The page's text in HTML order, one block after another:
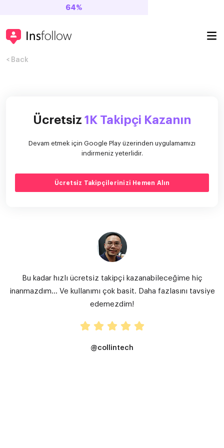
64%
< Back
Ücretsiz 1K Takipçi Kazanın
Devam etmek için Google Play üzerinden uygulamamızı
indirmeniz yeterlidir.
Ücretsiz Takipçilerinizi Hemen Alın
Bu kadar hızlı ücretsiz takipçi kazanabileceğime hiç
inanmazdım… Ve kullanımı çok basit. Daha fazlasını tavsiye
edemezdim!
@collintech